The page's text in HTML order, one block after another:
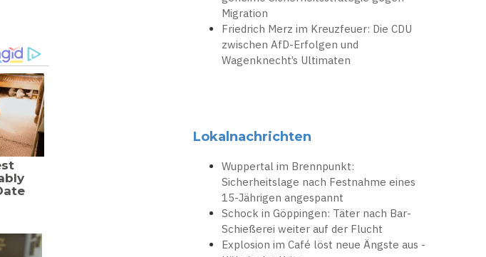
Migration
Friedrich Merz im Kreuzfeuer: Die CDU
zwischen AfD-Erfolgen und
Wagenknecht’s Ultimaten
Lokalnachrichten
Wuppertal im Brennpunkt:
Sicherheitslage nach Festnahme eines
15-Jährigen angespannt
Schock in Göppingen: Täter nach Bar-
Schießerei weiter auf der Flucht
Explosion im Café löst neue Ängste aus -